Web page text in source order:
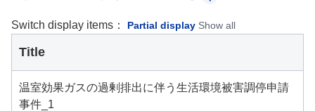
Switch display items： Partial display Show all
Title
温室効果ガスの過剰排出に伴う生活環境被害調停申請
事件_1